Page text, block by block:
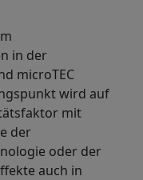
in der
microTEC
wird auf
mit
der
oder der
auch in